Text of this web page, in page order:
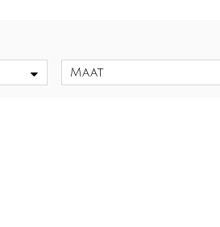
Maat